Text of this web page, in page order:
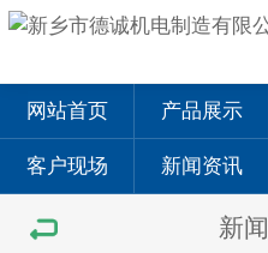
网站首页 产品展示
客户现场 新闻资讯
新